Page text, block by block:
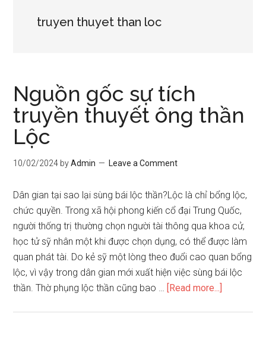
truyen thuyet than loc
Nguồn gốc sự tích
truyền thuyết ông thần
Lộc
10/02/2024 byAdmin Leave a Comment
Dân gian tại sao lại sùng bái lộc thần?Lộc là chỉ bổng lộc,
chức quyền. Trong xã hội phong kiến cổ đại Trung Quốc,
người thống trị thường chọn người tài thông qua khoa cử,
học tử sỹ nhân một khi được chọn dụng, có thể được làm
quan phát tài. Do kẻ sỹ một lòng theo đuổi cao quan bổng
lộc, vì vậy trong dân gian mới xuất hiện việc sùng bái lộc
thần. Thờ phụng lộc thần cũng bao … [Read more...]